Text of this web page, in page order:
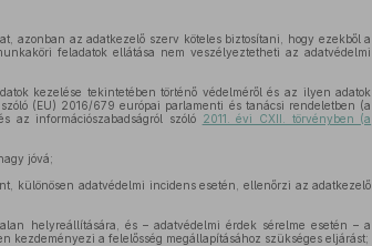
azonban az adatkezelő szerv köteles biztosítani, hogy ezekből a
feladatok ellátása nem veszélyeztetheti az adatvédelmi
kezelése tekintetében történő védelméről és az ilyen adatok
(EU) 2016/679 európai parlamenti és tanácsi rendeletben (a
az információszabadságról szóló 2011. évi CXII. törvényben (a
jóvá;
különösen adatvédelmi incidens esetén, ellenőrzi az adatkezelő
helyreállítására, és – adatvédelmi érdek sérelme esetén – a
kezdeményezi a felelősség megállapításához szükséges eljárást;